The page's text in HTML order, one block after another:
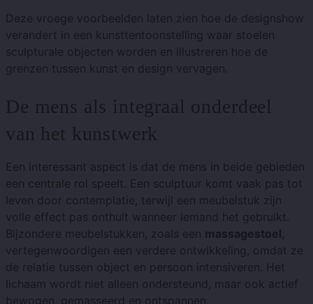
Deze vroege voorbeelden laten zien hoe de designshow
verandert in een kunsttentoonstelling waar stoelen
sculpturale objecten worden en illustreren hoe de
grenzen tussen kunst en design vervagen.
De mens als integraal onderdeel
van het kunstwerk
Een interessant aspect is dat de mens in beide gebieden
een centrale rol speelt. Een sculptuur komt vaak pas tot
leven door contemplatie, terwijl een meubelstuk zijn
volle effect pas onthult wanneer iemand het gebruikt.
Bijzondere meubelstukken, zoals een massagestoel,
vertegenwoordigen een verdere ontwikkeling, omdat ze
de relatie tussen object en persoon intensiveren. Het
lichaam wordt niet alleen ondersteund, maar ook actief
bewogen, gemasseerd en ontspannen.